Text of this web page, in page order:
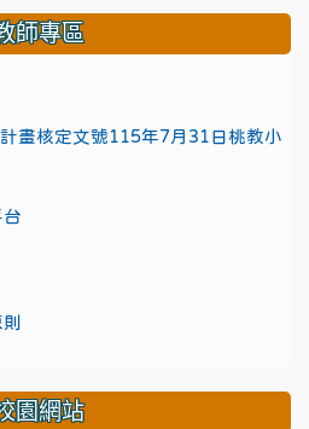
師專區
畫核定文號115年7月31日桃教小
園網站